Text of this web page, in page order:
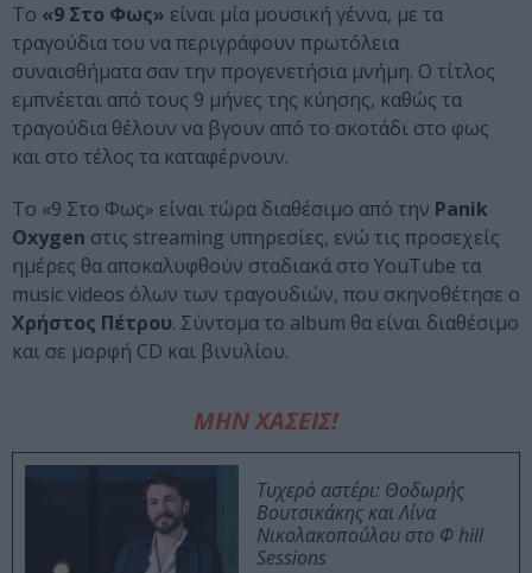
Το «9 Στο Φως» είναι μία μουσική γέννα, με τα
τραγούδια του να περιγράφουν πρωτόλεια
συναισθήματα σαν την προγενετήσια μνήμη. Ο τίτλος
εμπνέεται από τους 9 μήνες της κύησης, καθώς τα
τραγούδια θέλουν να βγουν από το σκοτάδι στο φως
και στο τέλος τα καταφέρνουν.
Το «9 Στο Φως» είναι τώρα διαθέσιμο από την Panik
Oxygen στις streaming υπηρεσίες, ενώ τις προσεχείς
ημέρες θα αποκαλυφθούν σταδιακά στο YouTube τα
music videos όλων των τραγουδιών, που σκηνοθέτησε ο
Χρήστος Πέτρου. Σύντομα το album θα είναι διαθέσιμο
και σε μορφή CD και βινυλίου.
ΜΗΝ ΧΑΣΕΙΣ!
Τυχερό αστέρι: Θοδωρής
Βουτσικάκης και Λίνα
Νικολακοπούλου στο Φ hill
Sessions